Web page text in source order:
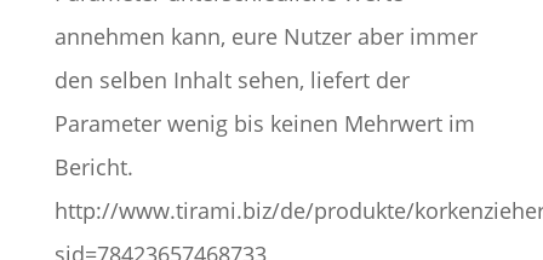
annehmen kann, eure Nutzer aber immer
den selben Inhalt sehen, liefert der
Parameter wenig bis keinen Mehrwert im
Bericht.
http://www.tirami.biz/de/produkte/